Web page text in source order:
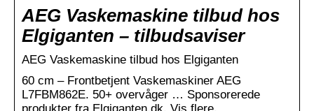
AEG Vaskemaskine tilbud hos
Elgiganten – tilbudsaviser
AEG Vaskemaskine tilbud hos Elgiganten
60 cm – Frontbetjent Vaskemaskiner AEG
L7FBM862E. 50+ overvåger … Sponsorerede